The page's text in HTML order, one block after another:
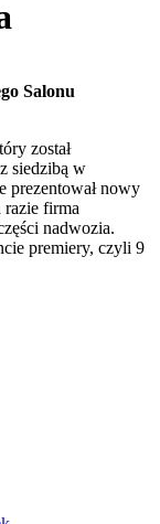
Salonu
został
siedzibą w
prezentował nowy
firma
nadwozia.
premiery, czyli 9